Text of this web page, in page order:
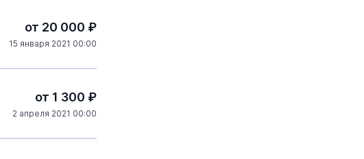
от 20 000 ₽
15 января 2021 00:00
от 1 300 ₽
2 апреля 2021 00:00